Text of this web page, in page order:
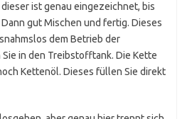
ist genau eingezeichnet, bis
gut Mischen und fertig. Dieses
dem Betrieb der
in den Treibstofftank. Die Kette
Kettenöl. Dieses füllen Sie direkt